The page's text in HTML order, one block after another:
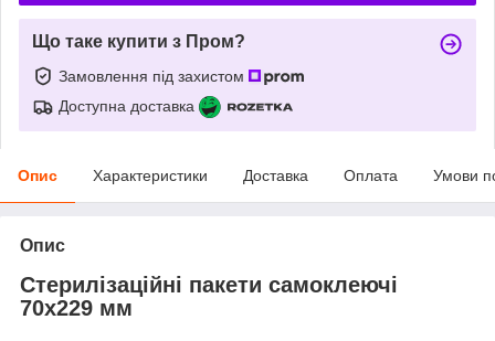
Що таке купити з Пром?
Замовлення під захистом
Доступна доставка
Опис Характеристики Доставка Оплата Умови
Опис
Стерилізаційні пакети самоклеючі
70х229 мм